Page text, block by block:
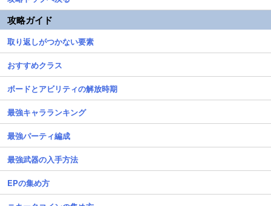
攻略ガイド
取り返しがつかない要素
おすすめクラス
ボードとアビリティの解放時期
最強キャラランキング
最強パーティ編成
最強武器の入手方法
EPの集め方